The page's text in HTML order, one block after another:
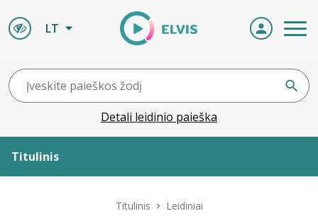
LT
Detali leidinio paieška
Titulinis
Titulinis Leidiniai